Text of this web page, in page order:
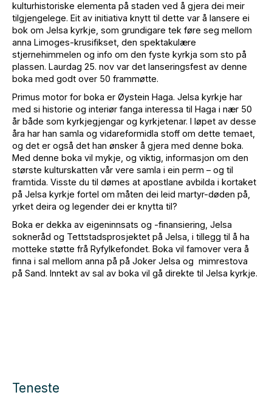
kulturhistoriske elementa på staden ved å gjera dei meir
tilgjengelege. Eit av initiativa knytt til dette var å lansere ei
bok om Jelsa kyrkje, som grundigare tek føre seg mellom
anna Limoges-krusifikset, den spektakulære
stjernehimmelen og info om den fyste kyrkja som sto på
plassen. Laurdag 25. nov var det lanseringsfest av denne
boka med godt over 50 frammøtte.
Primus motor for boka er Øystein Haga. Jelsa kyrkje har
med si historie og interiør fanga interessa til Haga i nær 50
år både som kyrkjegjengar og kyrkjetenar. I løpet av desse
åra har han samla og vidareformidla stoff om dette temaet,
og det er også det han ønsker å gjera med denne boka.
Med denne boka vil mykje, og viktig, informasjon om den
største kulturskatten vår vere samla i ein perm – og til
framtida. Visste du til dømes at apostlane avbilda i kortaket
på Jelsa kyrkje fortel om måten dei leid martyr-døden på,
yrket deira og legender dei er knytta til?
Boka er dekka av eigeninnsats og -finansiering, Jelsa
sokneråd og Tettstadsprosjektet på Jelsa, i tillegg til å ha
motteke støtte frå Ryfylkefondet. Boka vil famover vera å
finna i sal mellom anna på på Joker Jelsa og mimrestova
på Sand. Inntekt av sal av boka vil gå direkte til Jelsa kyrkje.
Teneste